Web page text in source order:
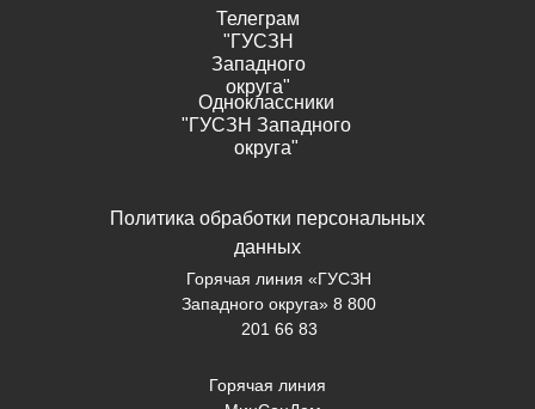
Горячая линия «ГУСЗН
Западного округа» 8 800
201 66 83
Горячая линия
Политика обработки персональных
данных
Телеграм
"ГУСЗН
Западного
округа"
Одноклассники
"ГУСЗН Западного
округа"